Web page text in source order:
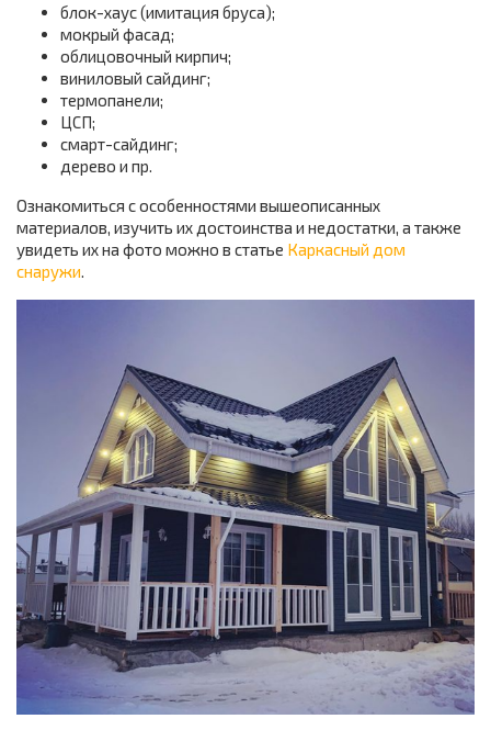
блок-хаус (имитация бруса);
мокрый фасад;
облицовочный кирпич;
виниловый сайдинг;
термопанели;
ЦСП;
смарт-сайдинг;
дерево и пр.
Ознакомиться с особенностями вышеописанных
материалов, изучить их достоинства и недостатки, а также
увидеть их на фото можно в статье Каркасный дом
снаружи.